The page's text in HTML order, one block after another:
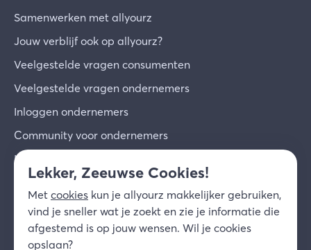
Samenwerken met allyourz
Jouw verblijf ook op allyourz?
Veelgestelde vragen consumenten
Veelgestelde vragen ondernemers
Inloggen ondernemers
Community voor ondernemers
Inschrijven voor de nieuwsbrief
Over ons
Contact
© 2026 allyourz b.v.
Lekker, Zeeuwse Cookies!
Met cookies kun je allyourz makkelijker gebruiken,
vind je sneller wat je zoekt en zie je informatie die
afgestemd is op jouw wensen. Wil je cookies
opslaan?